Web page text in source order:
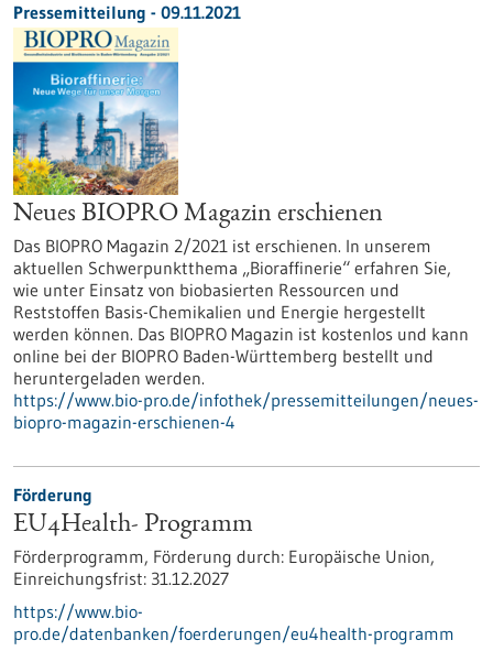
Pressemitteilung - 09.11.2021
Neues BIOPRO Magazin erschienen
Das BIOPRO Magazin 2/2021 ist erschienen. In unserem
aktuellen Schwerpunktthema „Bioraffinerie“ erfahren Sie,
wie unter Einsatz von biobasierten Ressourcen und
Reststoffen Basis-Chemikalien und Energie hergestellt
werden können. Das BIOPRO Magazin ist kostenlos und kann
online bei der BIOPRO Baden-Württemberg bestellt und
heruntergeladen werden.
https://www.bio-pro.de/infothek/pressemitteilungen/neues-
biopro-magazin-erschienen-4
Förderung
EU4Health- Programm
Förderprogramm, Förderung durch: Europäische Union,
Einreichungsfrist: 31.12.2027
https://www.bio-
pro.de/datenbanken/foerderungen/eu4health-programm